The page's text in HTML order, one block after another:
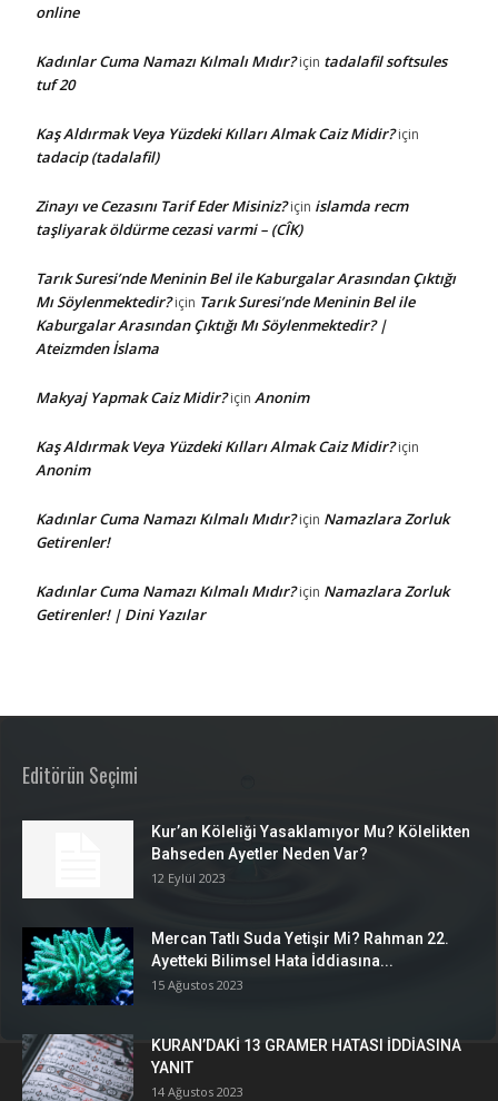
online
Kadınlar Cuma Namazı Kılmalı Mıdır?için tadalafil softsules
tuf 20
Kaş Aldırmak Veya Yüzdeki Kılları Almak Caiz Midir?için
tadacip (tadalafil)
Zinayı ve Cezasını Tarif Eder Misiniz?için islamda recm
taşliyarak öldürme cezasi varmi – (CÎK)
Tarık Suresi’nde Meninin Bel ile Kaburgalar Arasından Çıktığı
Mı Söylenmektedir?için Tarık Suresi’nde Meninin Bel ile
Kaburgalar Arasından Çıktığı Mı Söylenmektedir? |
Ateizmden İslama
Makyaj Yapmak Caiz Midir?için Anonim
Kaş Aldırmak Veya Yüzdeki Kılları Almak Caiz Midir?için
Anonim
Kadınlar Cuma Namazı Kılmalı Mıdır?için Namazlara Zorluk
Getirenler!
Kadınlar Cuma Namazı Kılmalı Mıdır?için Namazlara Zorluk
Getirenler! | Dini Yazılar
Editörün Seçimi
Kur’an Köleliği Yasaklamıyor Mu? Kölelikten
Bahseden Ayetler Neden Var?
12 Eylül 2023
Mercan Tatlı Suda Yetişir Mi? Rahman 22.
Ayetteki Bilimsel Hata İddiasına...
15 Ağustos 2023
KURAN’DAKİ 13 GRAMER HATASI İDDİASINA
YANIT
14 Ağustos 2023